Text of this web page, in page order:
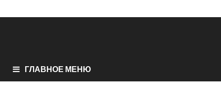
ГЛАВНОЕ МЕНЮ